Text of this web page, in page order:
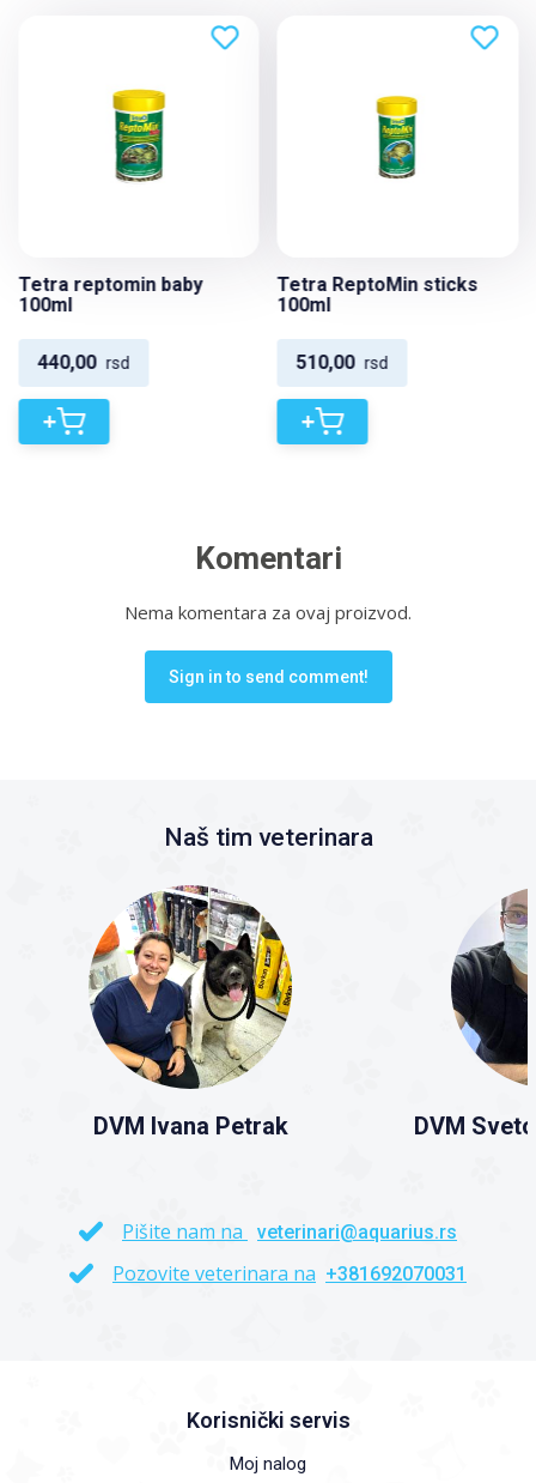
Tetra reptomin baby
100ml
440,00 rsd
+
Tetra ReptoMin sticks
100ml
510,00 rsd
+
Komentari
Nema komentara za ovaj proizvod.
Sign in to send comment!
Naš tim veterinara
DVM Ivana Petrak DVM
Pišite nam na veterinari@aquarius.rs
Pozovite veterinara na +381692070031
Korisnički servis
Moj nalog